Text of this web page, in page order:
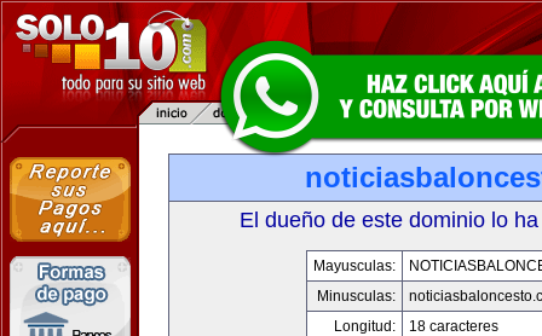
El dueño de este dominio lo
Mayusculas:
Minusculas:
Longitud:
18 caracteres